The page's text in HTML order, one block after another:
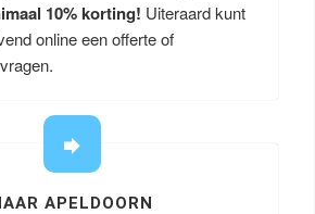
10% korting! Uiteraard kunt
online een offerte of
APELDOORN